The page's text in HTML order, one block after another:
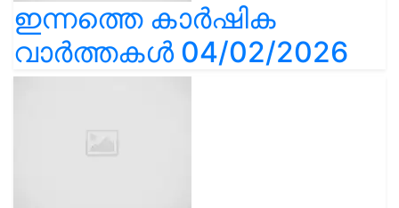
ഇന്നത്തെ കാർഷിക
വാർത്തകൾ 04/02/2026